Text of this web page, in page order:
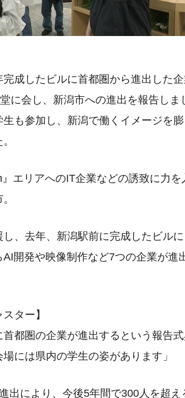
完成したビルに首都圏から進出した
に会し、新潟市への進出を報告しま
生も参加し、新潟で働くイメージを
』エリアへのIT企業などの誘致に力を
、去年、新潟駅前に完成したビルに
AI開発や映像制作など7つの企業が進
ター】
首都圏の企業が進出するという報告
には県内の学生の姿があります」
出により、今後5年間で300人を超え